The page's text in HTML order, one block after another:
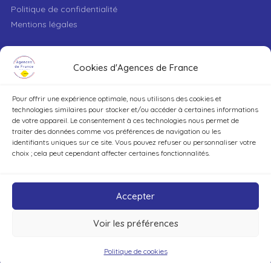
Cookies d'Agences de France
Pour offrir une expérience optimale, nous utilisons des cookies et
technologies similaires pour stocker et/ou accéder à certaines informations
de votre appareil. Le consentement à ces technologies nous permet de
traiter des données comme vos préférences de navigation ou les
identifiants uniques sur ce site. Vous pouvez refuser ou personnaliser votre
choix ; cela peut cependant affecter certaines fonctionnalités.
Accepter
Voir les préférences
Politique de cookies
Politique de confidentialité
Mentions légales
VILLE
TYPE DE BIEN
DÉCOUVRIR